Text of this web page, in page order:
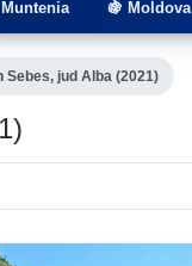
🍇 Moldova
Sebes, jud Alba (2021)